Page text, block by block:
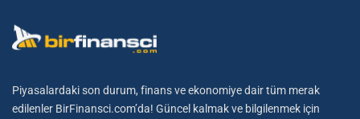
Piyasalardaki son durum, finans ve ekonomiye dair tüm merak
edilenler BirFinansci.com’da! Güncel kalmak ve bilgilenmek için